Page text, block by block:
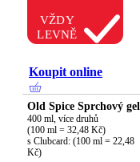
VŽDY
LEVNĚ
Koupit online
Old Spice Sprchový gel
400 ml, více druhů
(100 ml = 32,48 Kč)
s Clubcard: (100 ml = 22,48
Kč)